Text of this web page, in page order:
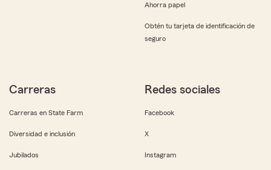
Ahorra papel
Obtén tu tarjeta de identificación de
seguro
Carreras
Carreras en State Farm
Diversidad e inclusión
Jubilados
Redes sociales
Facebook
X
Instagram